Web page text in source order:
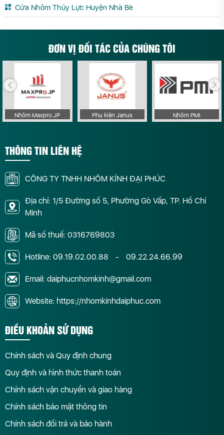
Cửa Nhôm Thủy Lực Huyện Nhà Bè
ĐƠN VỊ ĐỐI TÁC CỦA CHÚNG TÔI
Nhôm Maxpro.JP Phụ kiện Janus Nhôm PMI
THÔNG TIN LIÊN HỆ
CÔNG TY TNHH NHÔM KÍNH ĐẠI PHÚC
Địa chỉ: 1/5 Đường số 5, Phường Gò Vấp, TP. Hồ Chí
Minh
Mã số thuế: 0316769803
Hotline: 09.19.02.00.88 - 09.22.24.66.99
Email: daiphucnhomkinh@gmail.com
Website: https://nhomkinhdaiphuc.com
ĐIỀU KHOẢN SỬ DỤNG
Chính sách và Quy định chung
Quy định và hình thức thanh toán
Chính sách vận chuyển và giao hàng
Chính sách bảo mật thông tin
Chính sách đổi trả và bảo hành